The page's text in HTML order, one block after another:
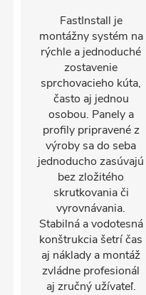
FastInstall je
montážny systém na
rýchle a jednoduché
zostavenie
sprchovacieho kúta,
často aj jednou
osobou. Panely a
profily pripravené z
výroby sa do seba
jednoducho zasúvajú
bez zložitého
skrutkovania či
vyrovnávania.
Stabilná a vodotesná
konštrukcia šetrí čas
aj náklady a montáž
zvládne profesionál
aj zručný užívateľ.